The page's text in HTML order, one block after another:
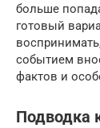
больше
готовый
событием
фактов и
Подводка